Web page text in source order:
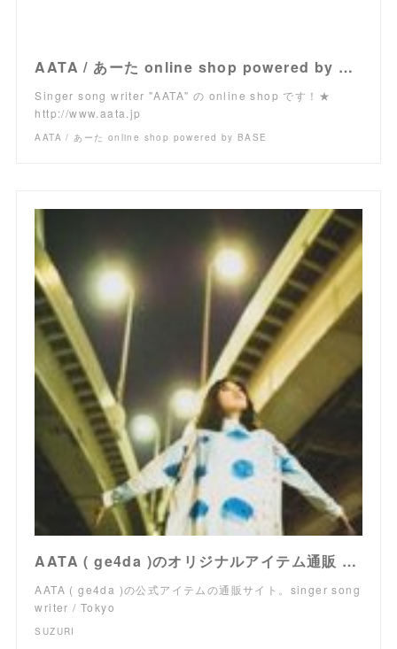
AATA / あーた online shop powered by BASE
Singer song writer "AATA" の online shop です！★
http://www.aata.jp
AATA / あーた online shop powered by BASE
AATA ( ge4da )のオリジナルアイテム通販 ∞ SUZURI（スズリ）
AATA ( ge4da )の公式アイテムの通販サイト。singer song
writer / Tokyo
SUZURI